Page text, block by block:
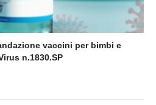
vaccini per bimbi e
n.1830.SP